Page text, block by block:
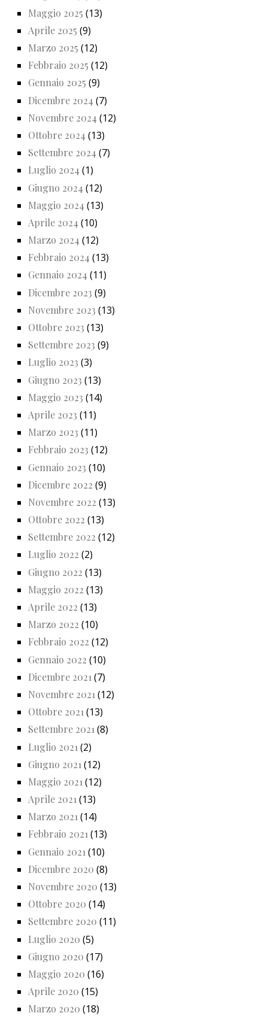
Maggio 2025 (13)
Aprile 2025 (9)
Marzo 2025 (12)
Febbraio 2025 (12)
Gennaio 2025 (9)
Dicembre 2024 (7)
Novembre 2024 (12)
Ottobre 2024 (13)
Settembre 2024 (7)
Luglio 2024 (1)
Giugno 2024 (12)
Maggio 2024 (13)
Aprile 2024 (10)
Marzo 2024 (12)
Febbraio 2024 (13)
Gennaio 2024 (11)
Dicembre 2023 (9)
Novembre 2023 (13)
Ottobre 2023 (13)
Settembre 2023 (9)
Luglio 2023 (3)
Giugno 2023 (13)
Maggio 2023 (14)
Aprile 2023 (11)
Marzo 2023 (11)
Febbraio 2023 (12)
Gennaio 2023 (10)
Dicembre 2022 (9)
Novembre 2022 (13)
Ottobre 2022 (13)
Settembre 2022 (12)
Luglio 2022 (2)
Giugno 2022 (13)
Maggio 2022 (13)
Aprile 2022 (13)
Marzo 2022 (10)
Febbraio 2022 (12)
Gennaio 2022 (10)
Dicembre 2021 (7)
Novembre 2021 (12)
Ottobre 2021 (13)
Settembre 2021(8)
Luglio 2021 (2)
Giugno 2021 (12)
Maggio 2021 (12)
Aprile 2021 (13)
Marzo 2021(14)
Febbraio 2021(13)
Gennaio 2021 (10)
Dicembre 2020 (8)
Novembre 2020 (13)
Ottobre 2020 (14)
Settembre 2020 (11)
Luglio 2020 (5)
Giugno 2020 (17)
Maggio 2020 (16)
Aprile 2020 (15)
Marzo 2020 (18)